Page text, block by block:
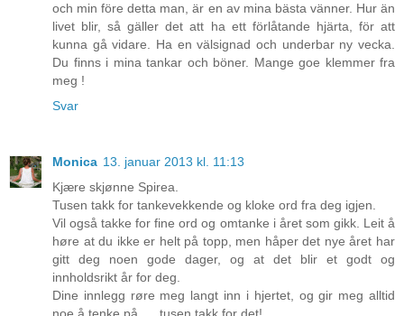
och min före detta man, är en av mina bästa vänner. Hur än
livet blir, så gäller det att ha ett förlåtande hjärta, för att
kunna gå vidare. Ha en välsignad och underbar ny vecka.
Du finns i mina tankar och böner. Mange goe klemmer fra
meg !
Svar
Monica 13. januar 2013 kl. 11:13
Kjære skjønne Spirea.
Tusen takk for tankevekkende og kloke ord fra deg igjen.
Vil også takke for fine ord og omtanke i året som gikk. Leit å
høre at du ikke er helt på topp, men håper det nye året har
gitt deg noen gode dager, og at det blir et godt og
innholdsrikt år for deg.
Dine innlegg røre meg langt inn i hjertet, og gir meg alltid